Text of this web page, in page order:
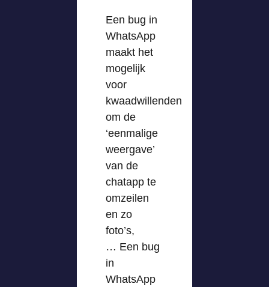
Een bug in
WhatsApp
maakt het
mogelijk
voor
kwaadwillenden
om de
‘eenmalige
weergave’
van de
chatapp te
omzeilen
en zo
foto’s,
… Een bug
in
WhatsApp